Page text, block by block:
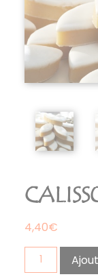
4,40€
quantité
de